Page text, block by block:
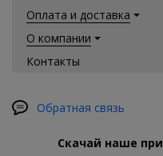
Оплата и доставка
О компании
Контакты
Обратная связь
Скачай наше